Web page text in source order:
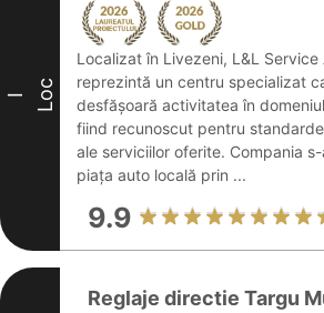
I Loc
Localizat în Livezeni, L&L Service
reprezintă un centru specializat
desfășoară activitatea în
fiind recunoscut pentru
ale serviciilor oferite. Compania
piața auto locală prin ...
9.9
Reglaje directie Targu